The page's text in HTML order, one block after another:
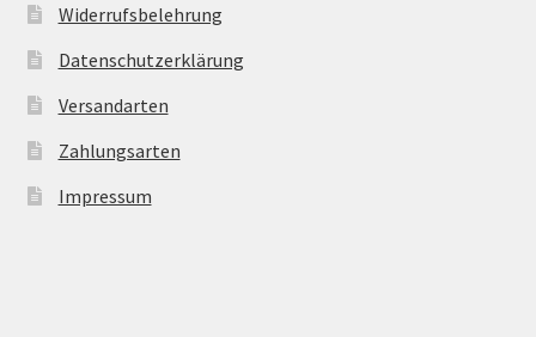
Widerrufsbelehrung
Datenschutzerklärung
Versandarten
Zahlungsarten
Impressum